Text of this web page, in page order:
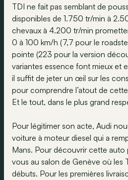
TDI ne fait pas semblant de
disponibles de 1.750 tr/min à
chevaux à 4.200 tr/min
0 à 100 km/h (7,7 pour le
pointe (223 pour la version
variantes essence font mieux et
il suffit de jeter un œil sur les
pour comprendre l’atout de
Et le tout, dans le plus grand
Pour légitimer son acte, Audi
voiture à moteur diesel qui a
Mans. Pour découvrir cette auto
vous au salon de Genève où les
débuts. Pour les premières